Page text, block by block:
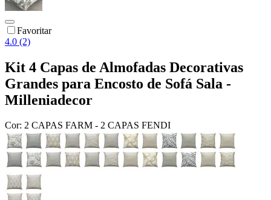
Favoritar
4.0 (2)
Kit 4 Capas de Almofadas Decorativas
Grandes para Encosto de Sofá Sala -
Milleniadecor
Cor: 2 CAPAS FARM - 2 CAPAS FENDI